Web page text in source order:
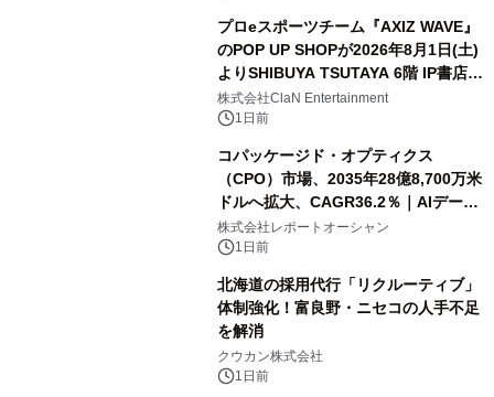
プロeスポーツチーム『AXIZ WAVE』
のPOP UP SHOPが2026年8月1日(土)
よりSHIBUYA TSUTAYA 6階 IP書店で
開催決定！！
株式会社ClaN Entertainment
1日前
コパッケージド・オプティクス
（CPO）市場、2035年28億8,700万米
ドルへ拡大、CAGR36.2％｜AIデータ
センター・高速光通信需要が成長を加
速
株式会社レポートオーシャン
1日前
北海道の採用代行「リクルーティブ」
体制強化！富良野・ニセコの人手不足
を解消
クウカン株式会社
1日前